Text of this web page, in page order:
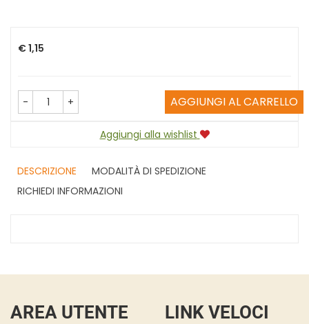
Prezzo
€ 1,15
- + AGGIUNGI AL CARRELLO
Aggiungi alla wishlist
DESCRIZIONE
MODALITÀ DI SPEDIZIONE
RICHIEDI INFORMAZIONI
AREA UTENTE LINK VELOCI